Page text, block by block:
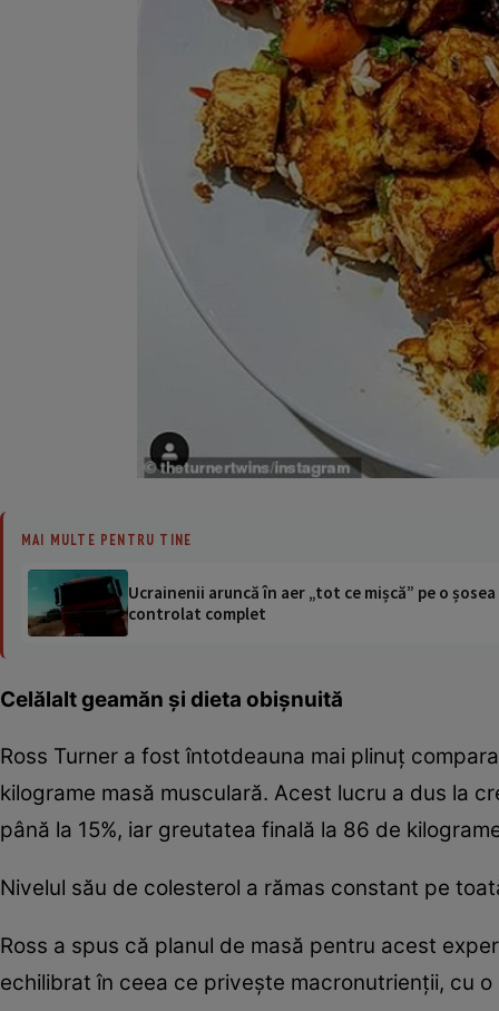
MAI MULTE PENTRU TINE
Ucrainenii aruncă în aer „tot ce mișcă” pe o
controlat complet
Celălalt geamăn şi dieta obişnuită
Ross Turner a fost întotdeauna mai plinuţ
kilograme masă musculară. Acest lucru a dus la
până la 15%, iar greutatea finală la 86 de
Nivelul său de colesterol a rămas constant pe
Ross a spus că planul de masă pentru acest
echilibrat în ceea ce priveşte macronutrienţii, cu